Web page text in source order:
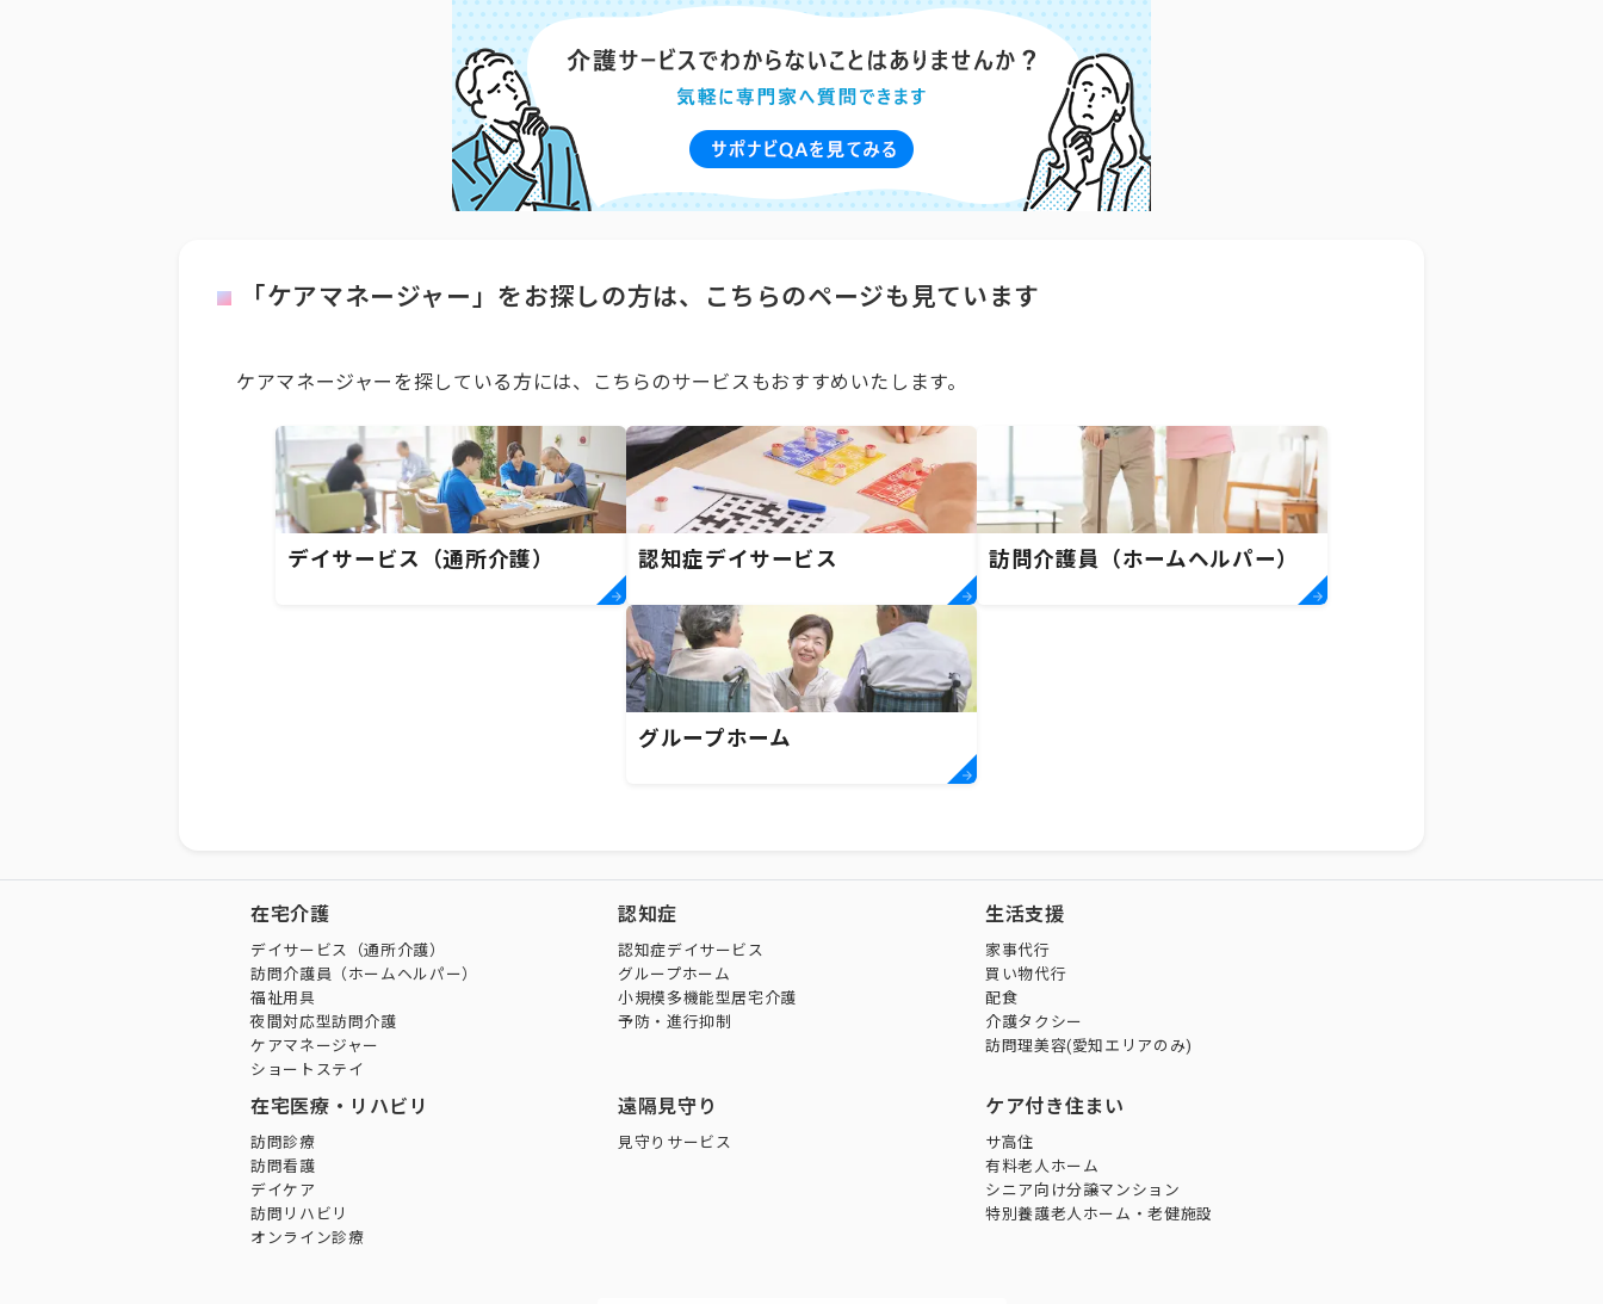
「ケアマネージャー」をお探しの方は、こちらのページも見ています
ケアマネージャーを探している方には、こちらのサービスもおすすめいたします。
デイサービス（通所介護） 認知症デイサービス 訪問介護員（ホームヘルパー）
グループホーム
在宅介護
デイサービス（通所介護）
訪問介護員（ホームヘルパー）
福祉用具
夜間対応型訪問介護
ケアマネージャー
ショートステイ
認知症
認知症デイサービス
グループホーム
小規模多機能型居宅介護
予防・進行抑制
生活支援
家事代行
買い物代行
配食
介護タクシー
訪問理美容(愛知エリアのみ)
在宅医療・リハビリ
訪問診療
訪問看護
デイケア
訪問リハビリ
オンライン診療
遠隔見守り
見守りサービス
ケア付き住まい
サ高住
有料老人ホーム
シニア向け分譲マンション
特別養護老人ホーム・老健施設